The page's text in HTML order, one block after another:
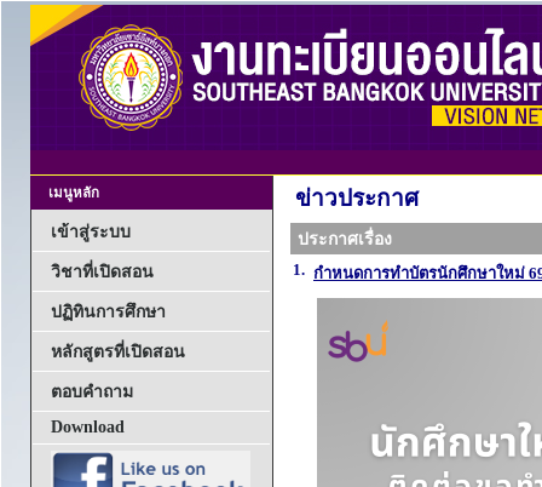
เมนูหลัก
เข้าสู่ระบบ
วิชาที่เปิดสอน
ปฏิทินการศึกษา
หลักสูตรที่เปิดสอน
ตอบคำถาม
Download
ข่าวประกาศ
ประกาศเรื่อง
1. กำหนดการทำบัตรนักศึกษาใหม่